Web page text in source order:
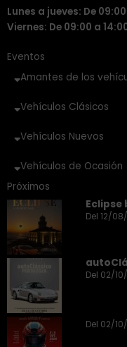
Lunes a jueves: De
Viernes: De 09:00 a
Eventos
Amantes de los
Vehículos Clásicos
Vehículos Nuevos
Vehículos de Ocasión
Próximos
Eclipse
Del 12/
Del 02/
Del 02/